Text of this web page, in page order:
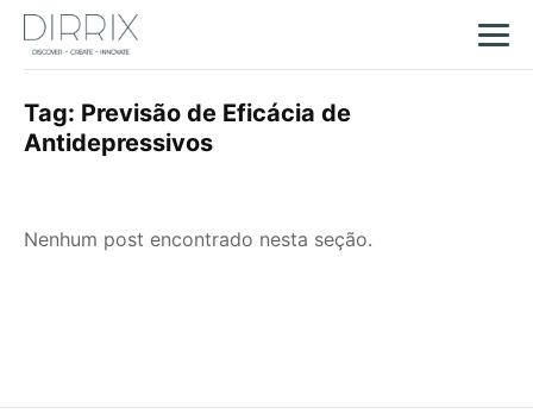
Tag: Previsão de Eficácia de
Antidepressivos
Nenhum post encontrado nesta seção.